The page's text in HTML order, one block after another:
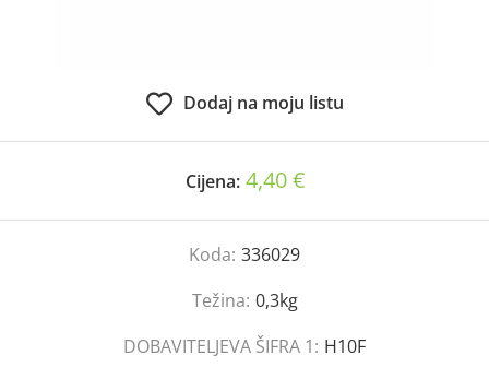
Dodaj na moju listu
Cijena: 4,40 €
Koda: 336029
Težina: 0,3kg
DOBAVITELJEVA ŠIFRA 1: H10F